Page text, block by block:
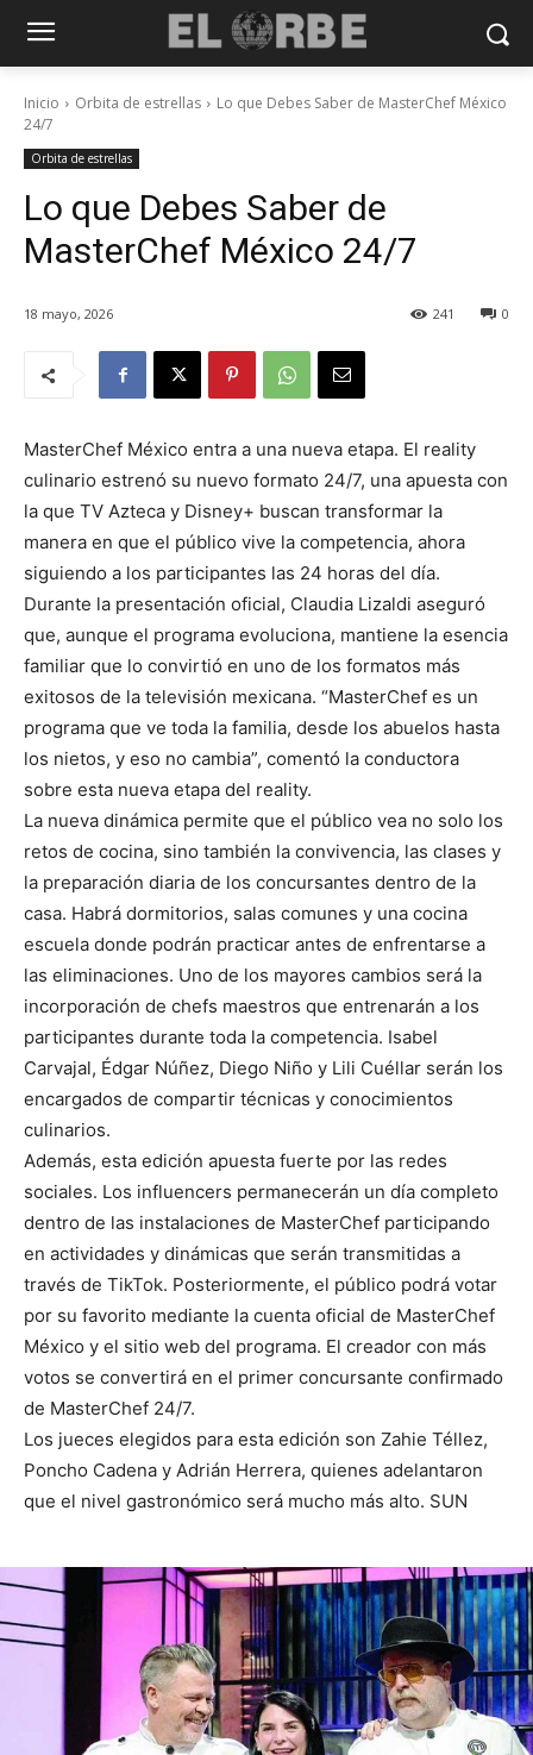
Inicio Orbita de estrellas
Lo que Debes Saber de MasterChef México
24/7
Orbita de estrellas
Lo que Debes Saber de
MasterChef México 24/7
18 mayo, 2026 0
241
MasterChef México entra a una nueva etapa. El reality
culinario estrenó su nuevo formato 24/7, una apuesta con
la que TV Azteca y Disney+ buscan transformar la
manera en que el público vive la competencia, ahora
siguiendo a los participantes las 24 horas del día.
Durante la presentación oficial, Claudia Lizaldi aseguró
que, aunque el programa evoluciona, mantiene la esencia
familiar que lo convirtió en uno de los formatos más
exitosos de la televisión mexicana. “MasterChef es un
programa que ve toda la familia, desde los abuelos hasta
los nietos, y eso no cambia”, comentó la conductora
sobre esta nueva etapa del reality.
La nueva dinámica permite que el público vea no solo los
retos de cocina, sino también la convivencia, las clases y
la preparación diaria de los concursantes dentro de la
casa. Habrá dormitorios, salas comunes y una cocina
escuela donde podrán practicar antes de enfrentarse a
las eliminaciones. Uno de los mayores cambios será la
incorporación de chefs maestros que entrenarán a los
participantes durante toda la competencia. Isabel
Carvajal, Édgar Núñez, Diego Niño y Lili Cuéllar serán los
encargados de compartir técnicas y conocimientos
culinarios.
Además, esta edición apuesta fuerte por las redes
sociales. Los influencers permanecerán un día completo
dentro de las instalaciones de MasterChef participando
en actividades y dinámicas que serán transmitidas a
través de TikTok. Posteriormente, el público podrá votar
por su favorito mediante la cuenta oficial de MasterChef
México y el sitio web del programa. El creador con más
votos se convertirá en el primer concursante confirmado
de MasterChef 24/7.
Los jueces elegidos para esta edición son Zahie Téllez,
Poncho Cadena y Adrián Herrera, quienes adelantaron
que el nivel gastronómico será mucho más alto. SUN